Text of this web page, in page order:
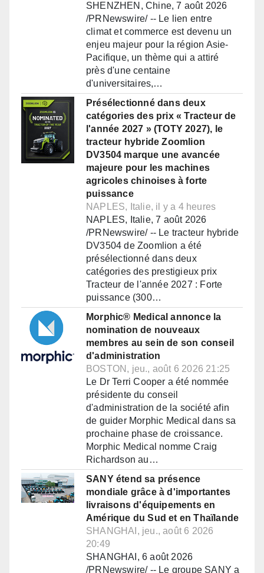
SHENZHEN, Chine, 7 août 2026
/PRNewswire/ -- Le lien entre
climat et commerce est devenu un
enjeu majeur pour la région Asie-
Pacifique, un thème qui a attiré
près d'une centaine
d'universitaires,…
Présélectionné dans deux
catégories des prix « Tracteur de
l'année 2027 » (TOTY 2027), le
tracteur hybride Zoomlion
DV3504 marque une avancée
majeure pour les machines
agricoles chinoises à forte
puissance
NAPLES, Italie, il y a 4 heures
NAPLES, Italie, 7 août 2026
/PRNewswire/ -- Le tracteur hybride
DV3504 de Zoomlion a été
présélectionné dans deux
catégories des prestigieux prix
Tracteur de l'année 2027 : Forte
puissance (300…
Morphic® Medical annonce la
nomination de nouveaux
membres au sein de son conseil
d'administration
BOSTON, jeu., août 6 2026 21:25
Le Dr Terri Cooper a été nommée
présidente du conseil
d'administration de la société afin
de guider Morphic Medical dans sa
prochaine phase de croissance.
Morphic Medical nomme Craig
Richardson au…
SANY étend sa présence
mondiale grâce à d'importantes
livraisons d'équipements en
Amérique du Sud et en Thaïlande
SHANGHAI, jeu., août 6 2026
20:49
SHANGHAI, 6 août 2026
/PRNewswire/ -- Le groupe SANY a